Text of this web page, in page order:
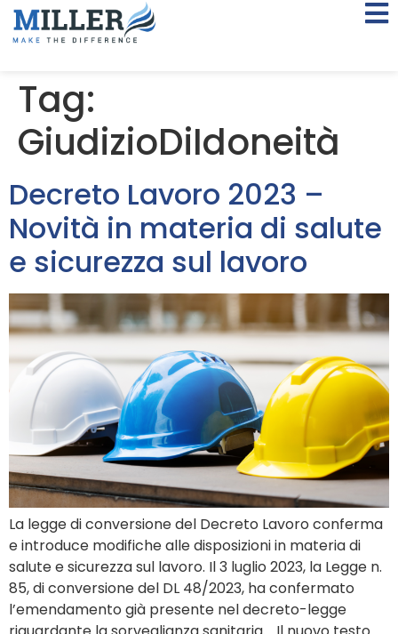
Tag:
GiudizioDiIdoneità
Decreto Lavoro 2023 –
Novità in materia di salute
e sicurezza sul lavoro
La legge di conversione del Decreto Lavoro conferma
e introduce modifiche alle disposizioni in materia di
salute e sicurezza sul lavoro. Il 3 luglio 2023, la Legge n.
85, di conversione del DL 48/2023, ha confermato
l’emendamento già presente nel decreto-legge